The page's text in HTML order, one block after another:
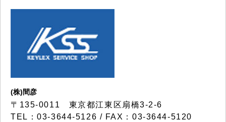
(株)間彦
〒135-0011 東京都江東区扇橋3-2-6
TEL：03-3644-5126 / FAX：03-3644-5120